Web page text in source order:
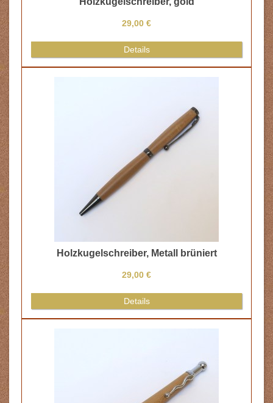
29,00 €
Details
Holzkugelschreiber, Metall brüniert
29,00 €
Details